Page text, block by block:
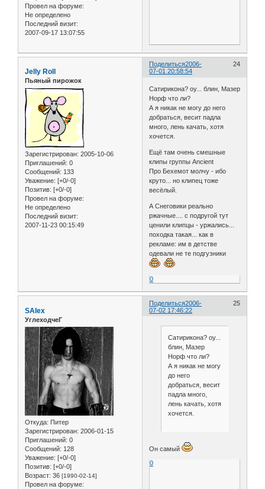
Провел на форуме:
Не определено
Последний визит:
2007-09-17 13:07:55
Поделиться 24
2006-
07-01 20:58:54
Jelly Roll
Пьяный пирожок
Зарегистрирован: 2005-10-06
Приглашений: 0
Сообщений: 133
Уважение: [+0/-0]
Позитив: [+0/-0]
Провел на форуме:
Не определено
Последний визит:
2007-11-23 00:15:49
Сатирикона? оу... блин, Мазер
Норф что ли?
А я никак не могу до него
добраться, весит падла
много, лень качать, хотя
хочется.
Ещё там очень смешные
клипы группы Ancient
Про Бехемот молчу - ибо
круто... но клипец тоже
весёлый.
А Снеговики реально
ржачные.... с подругой тут
ценили клипцы - уржались...
походка такая... как в
рекламе: им в детстве
одевали не те подгузники
0
Поделиться 25
2006-
07-02 17:46:22
SAlex
УглеходчеГ
Откуда: Питер
Зарегистрирован: 2006-01-15
Приглашений: 0
Сообщений: 128
Уважение: [+0/-0]
Позитив: [+0/-0]
Возраст: 36 [1990-02-14]
Провел на форуме:
Сатирикона? оу...
блин, Мазер
Норф что ли?
А я никак не могу
до него
добраться, весит
падла много,
лень качать, хотя
хочется.
Он самый
0